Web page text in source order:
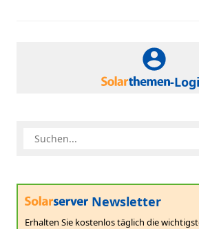
-
Newsletter
Erhalten Sie kostenlos täglich die